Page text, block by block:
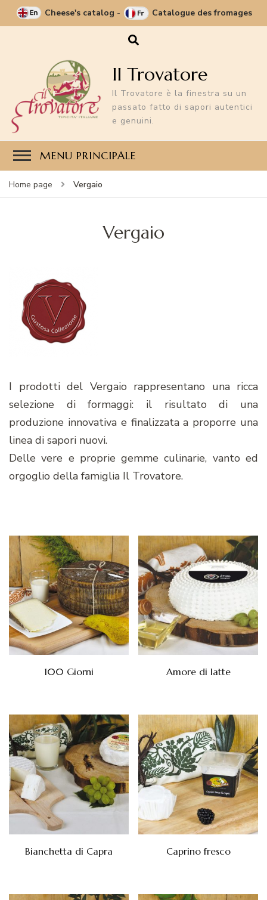
Cheese's catalog - Catalogue des fromages
Il Trovatore
Il Trovatore è la finestra su un
passato fatto di sapori autentici
e genuini.
MENU PRINCIPALE
Home page Vergaio
Vergaio
I prodotti del Vergaio rappresentano una ricca
selezione di formaggi: il risultato di una
produzione innovativa e finalizzata a proporre una
linea di sapori nuovi.
Delle vere e proprie gemme culinarie, vanto ed
orgoglio della famiglia Il Trovatore.
100 Giorni Amore di latte
Bianchetta di Capra Caprino fresco